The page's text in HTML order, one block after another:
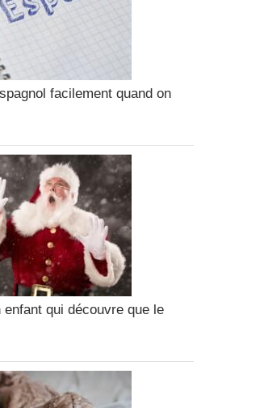
facilement quand on
enfant qui découvre que le